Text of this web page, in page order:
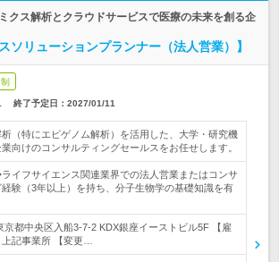
クス解析とクラウドサービスで医療の未来を創る企
ソリューションプランナー（法人営業）】
終了予定日： 2027/01/11
析（特にエピゲノム解析）を活用した、大学・研究機
向けのコンサルティングセールスをお任せします。
イフサイエンス関連業界での法人営業またはコンサ
経験（3年以上）を持ち、分子生物学の基礎知識を有
京都中央区入船3-7-2 KDX銀座イーストビル5F 【雇
上記事業所 【変更…